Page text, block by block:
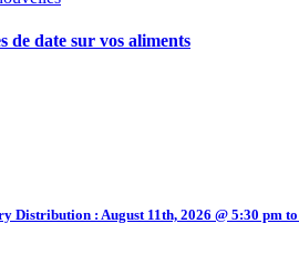
de date sur vos aliments
Distribution : August 11th, 2026 @ 5:30 pm